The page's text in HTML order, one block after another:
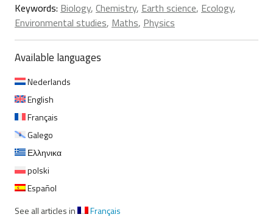
Keywords: Biology, Chemistry, Earth science, Ecology,
Environmental studies, Maths, Physics
Available languages
Nederlands
English
Français
Galego
Ελληνικα
polski
Español
See all articles in
Français